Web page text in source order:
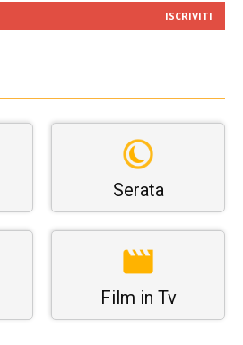
ISCRIVITI
Serata
Film in Tv